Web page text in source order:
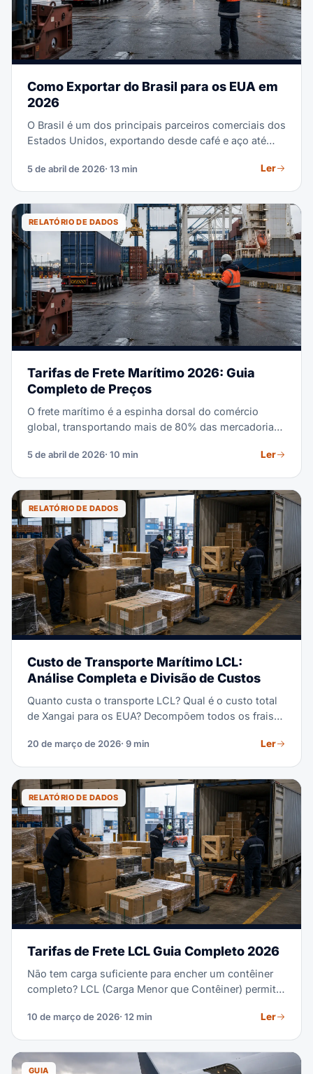
Como Exportar do Brasil para os EUA em
2026
O Brasil é um dos principais parceiros comerciais dos
Estados Unidos, exportando desde café e aço até
exportador brasileiro enviando sua primeira carga ou
este guia cobre todo o processo — da escolha de
compradores ao desembaraço aduaneiro nos portos
americanos.
5 de abril de 2026· 13 min Ler
RELATÓRIO DE DADOS
Tarifas de Frete Marítimo 2026: Guia
Completo de Preços
O frete marítimo é a espinha dorsal do comércio
global, transportando mais de 80% das mercadorias
pallet LCL ou contêineres completos, entender como
precisão, negociar melhores condições e escolher a
estratégia de transporte certa para o seu negócio.
5 de abril de 2026· 10 min Ler
RELATÓRIO DE DADOS
Custo de Transporte Marítimo LCL:
Análise Completa e Divisão de Custos
Quanto custa o transporte LCL? Qual é o custo total
de Xangai para os EUA? Decompõem todos os frais
exemplos de custos reais.
20 de março de 2026· 9 min Ler
RELATÓRIO DE DADOS
Tarifas de Frete LCL Guia Completo 2026
Não tem carga suficiente para encher um contêiner
completo? LCL (Carga Menor que Contêiner) permite
outros carregadores e pague apenas pelo volume
e o que você deve esperar pagar em 2026.
10 de março de 2026· 12 min Ler
GUIA